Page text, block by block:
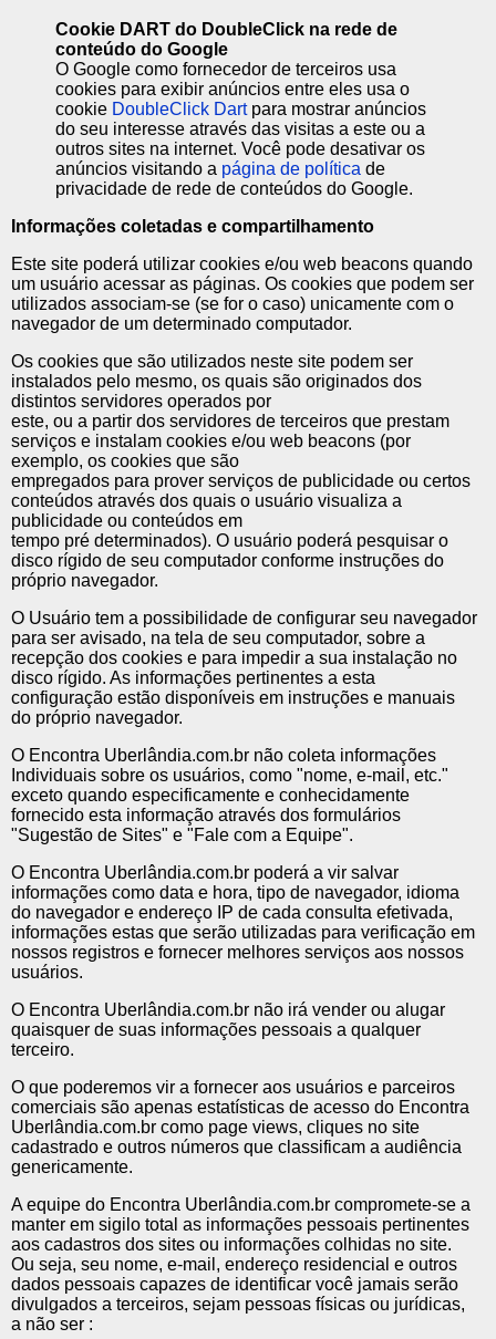
Cookie DART do DoubleClick na rede de
conteúdo do Google
O Google como fornecedor de terceiros usa
cookies para exibir anúncios entre eles usa o
cookie DoubleClick Dartpara mostrar anúncios
do seu interesse através das visitas a este ou a
outros sites na internet. Você pode desativar os
anúncios visitando a página de política de
privacidade de rede de conteúdos do Google.
Informações coletadas e compartilhamento
Este site poderá utilizar cookies e/ou web beacons quando
um usuário acessar as páginas. Os cookies que podem ser
utilizados associam-se (se for o caso) unicamente com o
navegador de um determinado computador.
Os cookies que são utilizados neste site podem ser
instalados pelo mesmo, os quais são originados dos
distintos servidores operados por
este, ou a partir dos servidores de terceiros que prestam
serviços e instalam cookies e/ou web beacons (por
exemplo, os cookies que são
empregados para prover serviços de publicidade ou certos
conteúdos através dos quais o usuário visualiza a
publicidade ou conteúdos em
tempo pré determinados). O usuário poderá pesquisar o
disco rígido de seu computador conforme instruções do
próprio navegador.
O Usuário tem a possibilidade de configurar seu navegador
para ser avisado, na tela de seu computador, sobre a
recepção dos cookies e para impedir a sua instalação no
disco rígido. As informações pertinentes a esta
configuração estão disponíveis em instruções e manuais
do próprio navegador.
O Encontra Uberlândia.com.br não coleta informações
Individuais sobre os usuários, como "nome, e-mail, etc."
exceto quando especificamente e conhecidamente
fornecido esta informação através dos formulários
"Sugestão de Sites" e "Fale com a Equipe".
O Encontra Uberlândia.com.br poderá a vir salvar
informações como data e hora, tipo de navegador, idioma
do navegador e endereço IP de cada consulta efetivada,
informações estas que serão utilizadas para verificação em
nossos registros e fornecer melhores serviços aos nossos
usuários.
O Encontra Uberlândia.com.br não irá vender ou alugar
quaisquer de suas informações pessoais a qualquer
terceiro.
O que poderemos vir a fornecer aos usuários e parceiros
comerciais são apenas estatísticas de acesso do Encontra
Uberlândia.com.br como page views, cliques no site
cadastrado e outros números que classificam a audiência
genericamente.
A equipe do Encontra Uberlândia.com.br compromete-se a
manter em sigilo total as informações pessoais pertinentes
aos cadastros dos sites ou informações colhidas no site.
Ou seja, seu nome, e-mail, endereço residencial e outros
dados pessoais capazes de identificar você jamais serão
divulgados a terceiros, sejam pessoas físicas ou jurídicas,
a não ser :